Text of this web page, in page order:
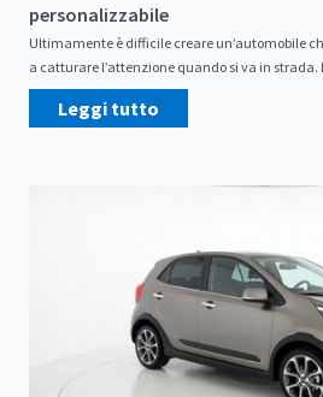
personalizzabile
Ultimamente è difficile creare un’automobile
a catturare l’attenzione quando si va in strada.
Leggi tutto